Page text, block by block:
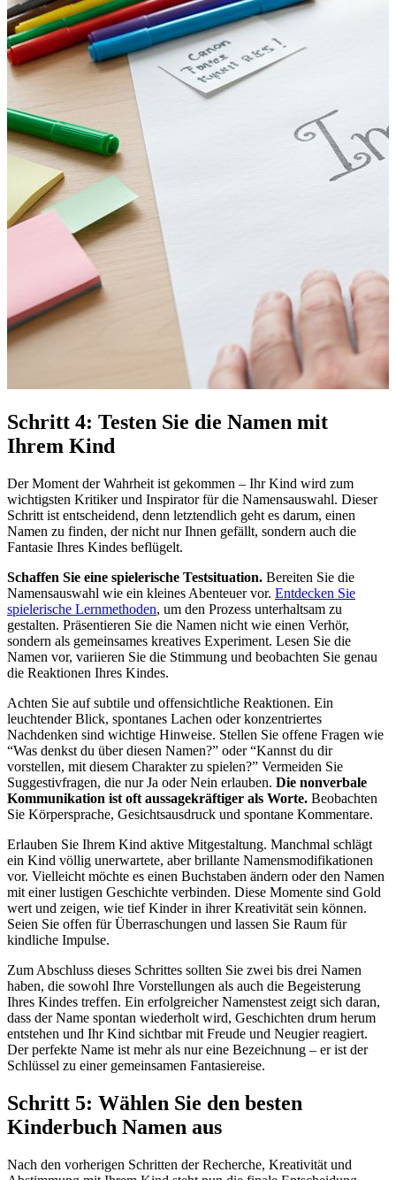
Schritt 4: Testen Sie die Namen mit
Ihrem Kind
Der Moment der Wahrheit ist gekommen – Ihr Kind wird zum
wichtigsten Kritiker und Inspirator für die Namensauswahl. Dieser
Schritt ist entscheidend, denn letztendlich geht es darum, einen
Namen zu finden, der nicht nur Ihnen gefällt, sondern auch die
Fantasie Ihres Kindes beflügelt.
Schaffen Sie eine spielerische Testsituation. Bereiten Sie die
Namensauswahl wie ein kleines Abenteuer vor. Entdecken Sie
spielerische Lernmethoden, um den Prozess unterhaltsam zu
gestalten. Präsentieren Sie die Namen nicht wie einen Verhör,
sondern als gemeinsames kreatives Experiment. Lesen Sie die
Namen vor, variieren Sie die Stimmung und beobachten Sie genau
die Reaktionen Ihres Kindes.
Achten Sie auf subtile und offensichtliche Reaktionen. Ein
leuchtender Blick, spontanes Lachen oder konzentriertes
Nachdenken sind wichtige Hinweise. Stellen Sie offene Fragen wie
“Was denkst du über diesen Namen?” oder “Kannst du dir
vorstellen, mit diesem Charakter zu spielen?” Vermeiden Sie
Suggestivfragen, die nur Ja oder Nein erlauben. Die nonverbale
Kommunikation ist oft aussagekräftiger als Worte. Beobachten
Sie Körpersprache, Gesichtsausdruck und spontane Kommentare.
Erlauben Sie Ihrem Kind aktive Mitgestaltung. Manchmal schlägt
ein Kind völlig unerwartete, aber brillante Namensmodifikationen
vor. Vielleicht möchte es einen Buchstaben ändern oder den Namen
mit einer lustigen Geschichte verbinden. Diese Momente sind Gold
wert und zeigen, wie tief Kinder in ihrer Kreativität sein können.
Seien Sie offen für Überraschungen und lassen Sie Raum für
kindliche Impulse.
Zum Abschluss dieses Schrittes sollten Sie zwei bis drei Namen
haben, die sowohl Ihre Vorstellungen als auch die Begeisterung
Ihres Kindes treffen. Ein erfolgreicher Namenstest zeigt sich daran,
dass der Name spontan wiederholt wird, Geschichten drum herum
entstehen und Ihr Kind sichtbar mit Freude und Neugier reagiert.
Der perfekte Name ist mehr als nur eine Bezeichnung – er ist der
Schlüssel zu einer gemeinsamen Fantasiereise.
Schritt 5: Wählen Sie den besten
Kinderbuch Namen aus
Nach den vorherigen Schritten der Recherche, Kreativität und